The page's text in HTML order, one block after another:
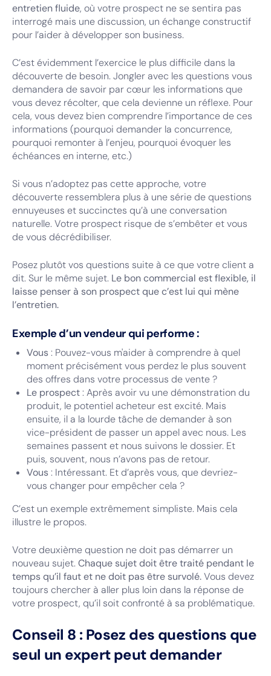
entretien fluide, où votre prospect ne se sentira pas
interrogé mais une discussion, un échange constructif
pour l’aider à développer son business.
C’est évidemment l’exercice le plus difficile dans la
découverte de besoin. Jongler avec les questions vous
demandera de savoir par cœur les informations que
vous devez récolter, que cela devienne un réflexe. Pour
cela, vous devez bien comprendre l’importance de ces
informations (pourquoi demander la concurrence,
pourquoi remonter à l’enjeu, pourquoi évoquer les
échéances en interne, etc.)
Si vous n’adoptez pas cette approche, votre
découverte ressemblera plus à une série de questions
ennuyeuses et succinctes qu’à une conversation
naturelle. Votre prospect risque de s’embêter et vous
de vous décrédibiliser.
Posez plutôt vos questions suite à ce que votre client a
dit. Sur le même sujet. Le bon commercial est flexible, il
laisse penser à son prospect que c’est lui qui mène
l’entretien.
Exemple d’un vendeur qui performe :
Vous: Pouvez-vous m'aider à comprendre à quel
moment précisément vous perdez le plus souvent
des offres dans votre processus de vente ?
Le prospect: Après avoir vu une démonstration du
produit, le potentiel acheteur est excité. Mais
ensuite, il a la lourde tâche de demander à son
vice-président de passer un appel avec nous. Les
semaines passent et nous suivons le dossier. Et
puis, souvent, nous n’avons pas de retour.
Vous: Intéressant. Et d’après vous, que devriez-
vous changer pour empêcher cela ?
C’est un exemple extrêmement simpliste. Mais cela
illustre le propos.
Votre deuxième question ne doit pas démarrer un
nouveau sujet.Chaque sujet doit être traité pendant le
temps qu’il faut et ne doit pas être survolé.Vous devez
toujours chercher à aller plus loin dans la réponse de
votre prospect, qu’il soit confronté à sa problématique.
Conseil 8 : Posez des questions que
seul un expert peut demander